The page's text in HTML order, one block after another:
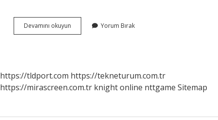
Devamını okuyun
Kimin
Yorum Bırak
https://tldport.com https://tekneturum.com.tr
https://mirascreen.com.tr knight online nttgame Sitemap